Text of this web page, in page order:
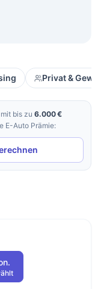
Privat &
bis zu 6.000 €
E-Auto Prämie: